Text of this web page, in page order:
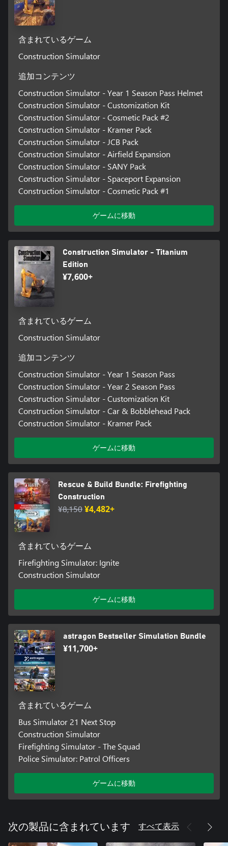
含まれているゲーム
Construction Simulator
追加コンテンツ
Construction Simulator - Year 1 Season Pass Helmet
Construction Simulator - Customization Kit
Construction Simulator - Cosmetic Pack #2
Construction Simulator - Kramer Pack
Construction Simulator - JCB Pack
Construction Simulator - Airfield Expansion
Construction Simulator - SANY Pack
Construction Simulator - Spaceport Expansion
Construction Simulator - Cosmetic Pack #1
ゲームに移動
Construction Simulator - Titanium
Edition
¥7,600+
含まれているゲーム
Construction Simulator
追加コンテンツ
Construction Simulator - Year 1 Season Pass
Construction Simulator - Year 2 Season Pass
Construction Simulator - Customization Kit
Construction Simulator - Car & Bobblehead Pack
Construction Simulator - Kramer Pack
ゲームに移動
Rescue & Build Bundle: Firefighting
Construction
¥8,150¥4,482+
含まれているゲーム
Firefighting Simulator: Ignite
Construction Simulator
ゲームに移動
astragon Bestseller Simulation Bundle
¥11,700+
含まれているゲーム
Bus Simulator 21 Next Stop
Construction Simulator
Firefighting Simulator - The Squad
Police Simulator: Patrol Officers
ゲームに移動
次の製品に含まれています すべて表示